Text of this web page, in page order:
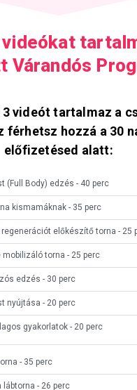
Várandós
videót tartalmaz a
férhetsz hozzá a 30
előfizetésed alatt:
(Full Body) edzés - 40 perc
kismamáknak - 35 perc
regenerációt előkészítő torna - 25
mobilizáló torna - 25 perc
edzés - 30 perc
nyújtása - 20 perc
gyakorlatok - 20 perc
- 35 perc
lábtorna - 26 perc